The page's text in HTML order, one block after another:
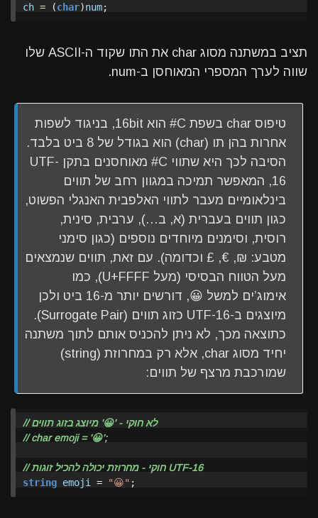
ch = (char)num;
תציב במשתנה מסוג char את התו שקוד ה-ASCII שלו
שווה לערך המספרי המאוחסן ב-num.
טיפוס char בשפת C# הוא 16bit, בניגוד לשפות
אחרות בהן תו (char) הוא בגודל של 8 ביט בלבד.
הסיבה לכך היא שתווי C# מאוחסנים בתקן UTF-
16, המאפשר תמיכה במגוון רחב של תווים
בינלאומיים מעבר לתווי האלפבית האנגלי הפשוט,
כגון תווים בעברית (א, ב…), ערבית, סינית,
רוסית, וסימנים מיוחדים נוספים (כגון סימני
מטבע: ₪, €, £ וכדומה). עם זאת, תווים שנמצאים
מעל הטווח הבסיסי (מעל U+FFFF), כמו
אימוג’ים למשל 😀, דורשים יותר מ-16 ביט ולכן
מיוצגים ב-UTF-16 כזוג תווים (Surrogate Pair).
כתוצאה מכך, לא ניתן להכניס אותם לתוך משתנה
יחיד מסוג char, אלא רק במחרוזת (string)
שמורכבת מרצף של תווים:
// לא חוקי - '😀' מיוצג בזוג תווים
// char emoji = '😀';
// חוקי - מחרוזת יכולה להכיל זוגות UTF-16
string emoji = "😀" ;